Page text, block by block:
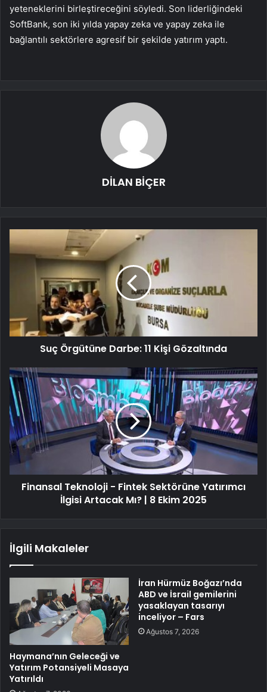
yeteneklerini birleştireceğini söyledi. Son liderliğindeki
SoftBank, son iki yılda yapay zeka ve yapay zeka ile
bağlantılı sektörlere agresif bir şekilde yatırım yaptı.
DİLAN BİÇER
Suç Örgütüne Darbe: 11 Kişi Gözaltında
Finansal Teknoloji - Fintek Sektörüne Yatırımcı
İlgisi Artacak Mı? | 8 Ekim 2025
İlgili Makaleler
Haymana’nın Geleceği ve
Yatırım Potansiyeli Masaya
Yatırıldı
İran Hürmüz Boğazı’nda
ABD ve İsrail gemilerini
yasaklayan tasarıyı
inceliyor – Fars
Ağustos 7, 2026